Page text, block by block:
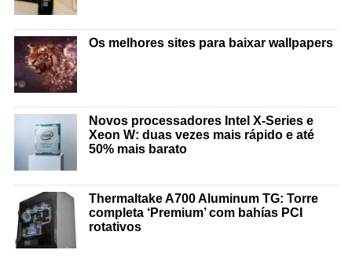
Os melhores sites para baixar wallpapers
Novos processadores Intel X-Series e
Xeon W: duas vezes mais rápido e até
50% mais barato
Thermaltake A700 Aluminum TG: Torre
completa ‘Premium’ com bahías PCI
rotativos